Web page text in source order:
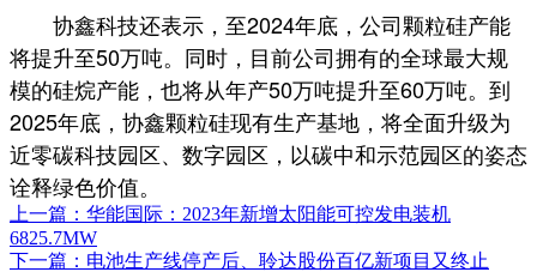
协鑫科技还表示，至2024年底，公司颗粒硅产能
将提升至50万吨。同时，目前公司拥有的全球最大规
模的硅烷产能，也将从年产50万吨提升至60万吨。到
2025年底，协鑫颗粒硅现有生产基地，将全面升级为
近零碳科技园区、数字园区，以碳中和示范园区的姿态
诠释绿色价值。
上一篇：华能国际：2023年新增太阳能可控发电装机
6825.7MW
下一篇：电池生产线停产后、聆达股份百亿新项目又终止